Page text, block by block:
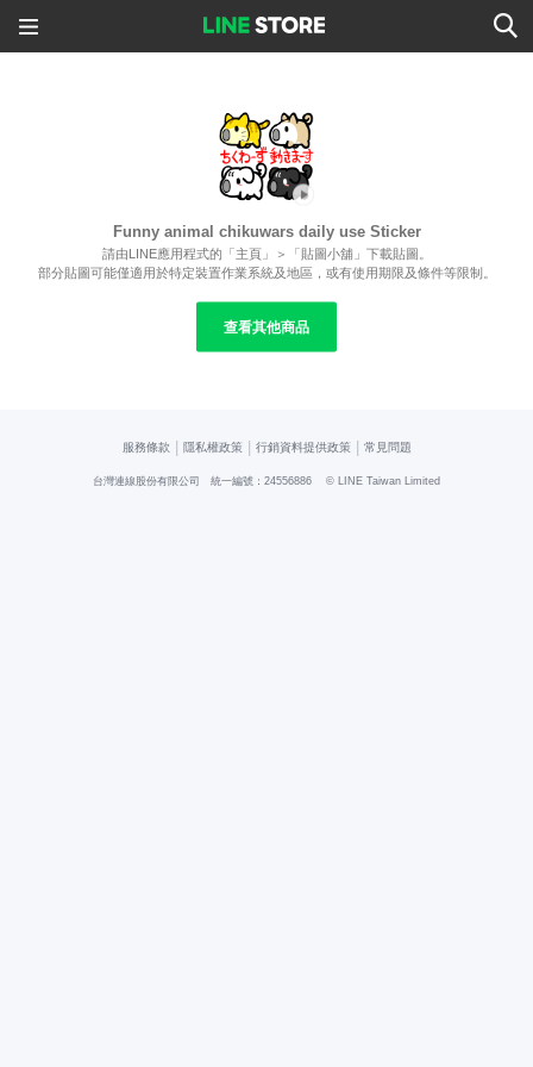
Funny animal chikuwars daily use Sticker
請由LINE應用程式的「主頁」＞「貼圖小舖」下載貼圖。
部分貼圖可能僅適用於特定裝置作業系統及地區，或有使用期限及條件等限制。
查看其他商品
服務條款 隱私權政策 行銷資料提供政策 常見問題
台灣連線股份有限公司 統一編號：24556886 © LINE Taiwan Limited